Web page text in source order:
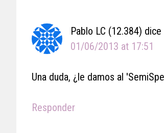
Pablo LC (12.384) dice
01/06/2013 at 17:51
Una duda, ¿le damos al
Responder